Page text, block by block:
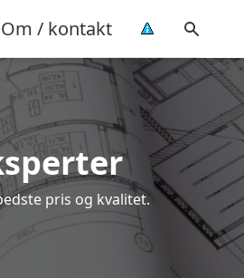
Om / kontakt
pris og kvalitet.